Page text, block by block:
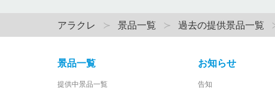
アラクレ 景品一覧 過去の提供景品一覧
景品一覧
提供中景品一覧
お知らせ
告知